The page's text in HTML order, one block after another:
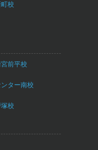
校
宮前平校
ター南校
校